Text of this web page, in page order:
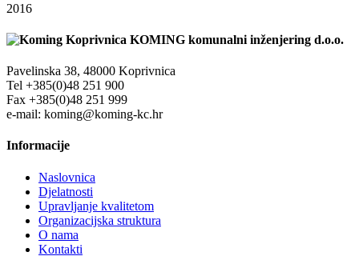
2016
KOMING komunalni inženjering d.o.o.
Pavelinska 38, 48000 Koprivnica
Tel +385(0)48 251 900
Fax +385(0)48 251 999
e-mail: koming@koming-kc.hr
Informacije
Naslovnica
Djelatnosti
Upravljanje kvalitetom
Organizacijska struktura
O nama
Kontakti